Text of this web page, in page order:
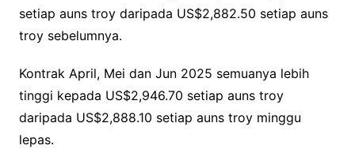
setiap auns troy daripada US$2,882.50 setiap auns
troy sebelumnya.
Kontrak April, Mei dan Jun 2025 semuanya lebih
tinggi kepada US$2,946.70 setiap auns troy
daripada US$2,888.10 setiap auns troy minggu
lepas.